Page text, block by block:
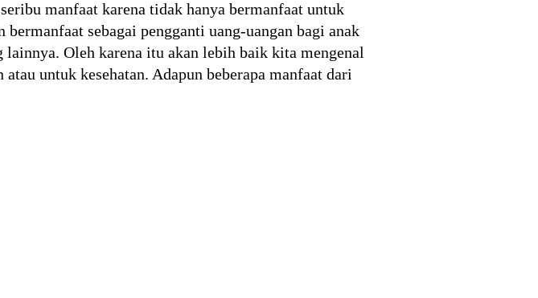
manfaat karena tidak hanya bermanfaat untuk
sebagai pengganti uang-uangan bagi anak
Oleh karena itu akan lebih baik kita mengenal
untuk kesehatan. Adapun beberapa manfaat dari